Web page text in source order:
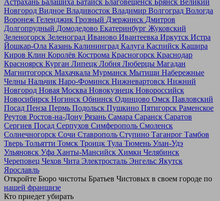
Астрахань Балашиха Батайск Благовещенск Брянск Великий
Новгород Видное Владивосток Владимир Волгоград Вологда
Воронеж Геленджик Грозный Дзержинск Дмитров
Долгопрудный Домодедово Екатеринбург Жуковский
Зеленогорск Зеленоград Иваново Ивантеевка Иркутск Истра
Йошкар-Ола Казань Калининград Калуга Каспийск Кашира
Киров Клин Королёв Кострома Красногорск Краснодар
Красноярск Курган Липецк Лобня Люберцы Магадан
Магнитогорск Махачкала Мурманск Мытищи Набережные
Челны Нальчик Наро-Фоминск Нижневартовск Нижний
Новгород Новая Москва Новокузнецк Новороссийск
Новосибирск Ногинск Обнинск Одинцово Омск Павловский
Посад Пенза Пермь Подольск Пушкино Пятигорск Раменское
Реутов Ростов-на-Дону Рязань Самара Саранск Саратов
Сергиев Посад Серпухов Симферополь Смоленск
Солнечногорск Сочи Ставрополь Ступино Таганрог Тамбов
Тверь Тольятти Томск Троицк Тула Тюмень Улан-Удэ
Ульяновск Уфа Ханты-Мансийск Химки Челябинск
Череповец Чехов Чита Электросталь Энгельс Якутск
Ярославль
Откройте Бюро чистоты Братьев Чистовых в своем городе по
нашей франшизе
Кто приедет убирать